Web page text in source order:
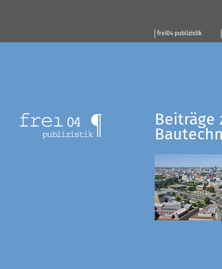
frei04 publizistik
Beiträge